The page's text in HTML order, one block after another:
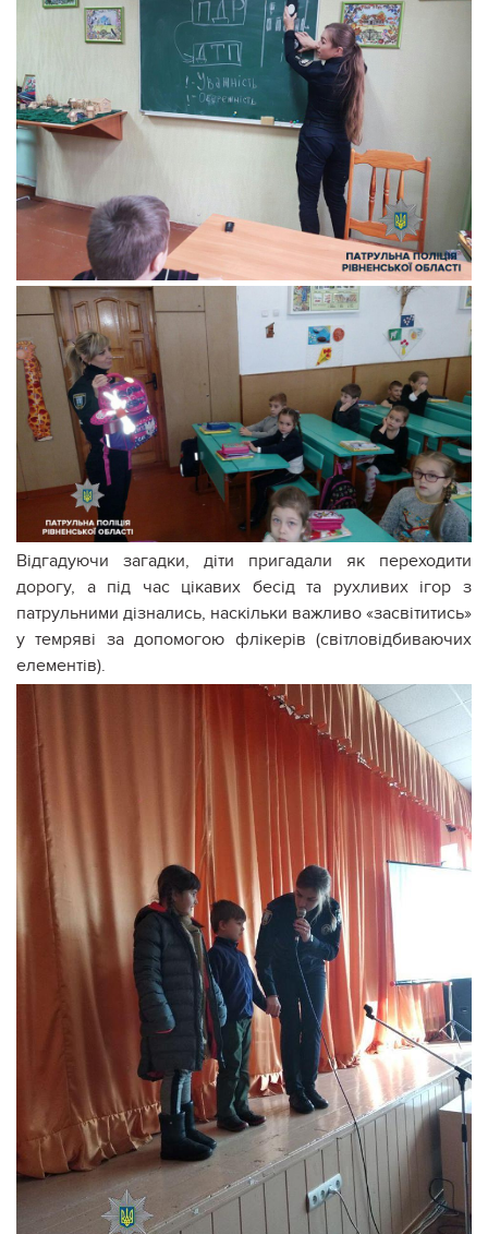
Відгадуючи загадки, діти пригадали як переходити
дорогу, а під час цікавих бесід та рухливих ігор з
патрульними дізнались, наскільки важливо «засвітитись»
у темряві за допомогою флікерів (світловідбиваючих
елементів).